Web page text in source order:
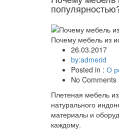
Почему мебель из
26.03.2017
by:admerid
Posted in : О
No Comments
Плетеная мебель
натурального
материалы и
каждому.